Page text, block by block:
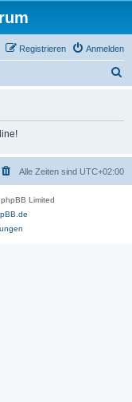
Anmelden
Registrieren
Alle Zeiten sind UTC+02:00
Limited